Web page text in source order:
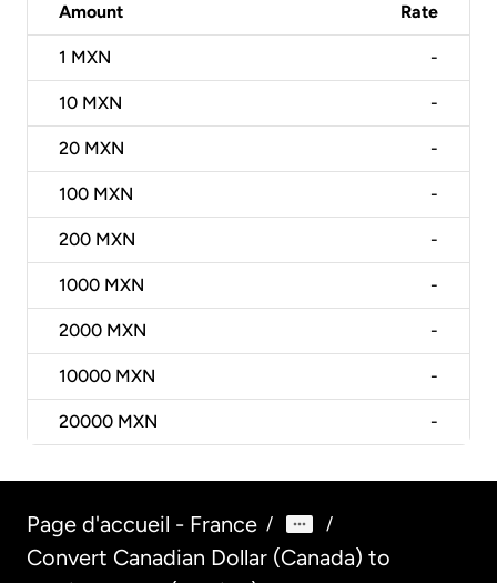
Amount Rate
1 MXN -
10 MXN -
20 MXN -
100 MXN -
200 MXN -
1000 MXN -
2000 MXN -
10000 MXN -
20000 MXN -
Page d'accueil - France / /
Convert Canadian Dollar (Canada) to